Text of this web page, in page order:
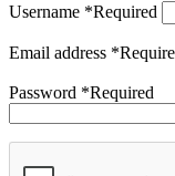
Username *Required
Email address *
Password *Required